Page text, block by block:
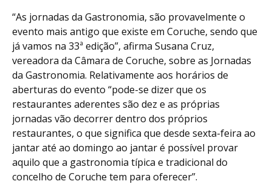
“As jornadas da Gastronomia, são provavelmente o
evento mais antigo que existe em Coruche, sendo que
já vamos na 33ª edição”, afirma Susana Cruz,
vereadora da Câmara de Coruche, sobre as Jornadas
da Gastronomia. Relativamente aos horários de
aberturas do evento “pode-se dizer que os
restaurantes aderentes são dez e as próprias
jornadas vão decorrer dentro dos próprios
restaurantes, o que significa que desde sexta-feira ao
jantar até ao domingo ao jantar é possível provar
aquilo que a gastronomia típica e tradicional do
concelho de Coruche tem para oferecer”.